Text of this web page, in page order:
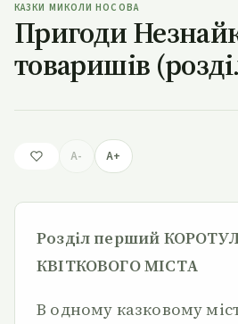
КАЗКИ МИКОЛИ НОСОВА
Пригоди
товаришів
A- A+
Розділ перший
КВІТКОВОГО МІСТА
В одному казковому